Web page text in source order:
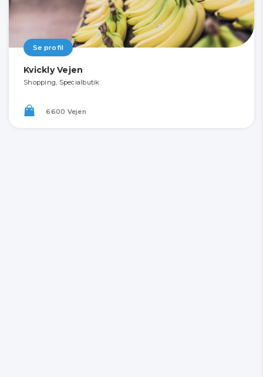
Se profil
Kvickly Vejen
Shopping, Specialbutik
6600 Vejen